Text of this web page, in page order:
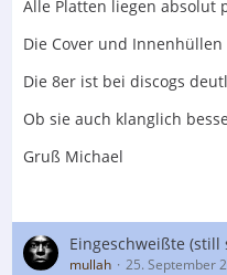
Alle Platten liegen absolut
Die Cover und Innenhüllen
Die 8er ist bei discogs
Ob sie auch klanglich
Gruß Michael
Eingeschweißte (still
mullah 25. September